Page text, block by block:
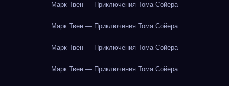
Марк Твен — Приключения Тома Сойера
Марк Твен — Приключения Тома Сойера
Марк Твен — Приключения Тома Сойера
Марк Твен — Приключения Тома Сойера